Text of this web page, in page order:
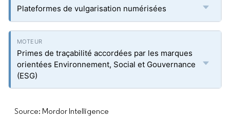
Plateformes de vulgarisation numérisées
Primes de traçabilité accordées par les marques
orientées Environnement, Social et Gouvernance
(ESG)
Source: Mordor Intelligence